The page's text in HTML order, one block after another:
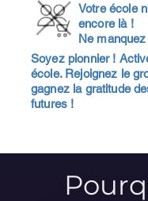
Votre école
encore là !
Ne
Soyez pionnier !
école. Rejoignez le
gagnez la gratitude
futures !